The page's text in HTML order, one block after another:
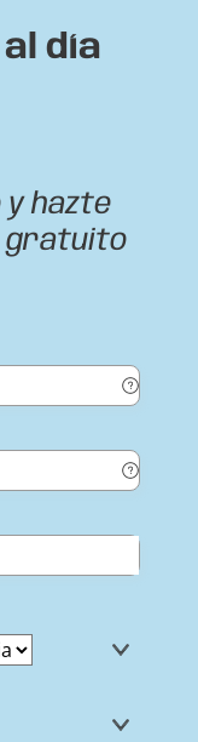
día
y hazte
gratuito